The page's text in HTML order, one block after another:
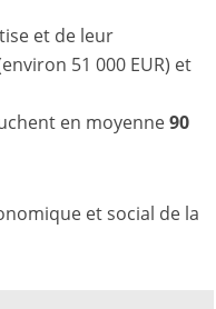
et de leur
51 000 EUR) et
en moyenne90
et social de la